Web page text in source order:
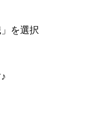
を選択